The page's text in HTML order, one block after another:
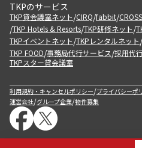
TKPのサービス
TKP貸会議室ネット/CIRQ/fabbit/
/TKP Hotels & Resorts/TKP研修ネット/
TKPイベントネット/TKPレンタルネット/
TKP FOOD/事務局代行サービス/採用代
TKPスター貸会議室
利用規約・キャンセルポリシー/プライバシーポ
運営会社/グループ企業/物件募集